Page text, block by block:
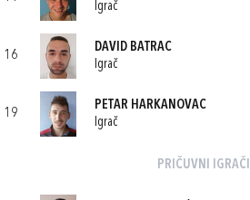
Igrač
16
DAVID BATRAC
Igrač
19
PETAR HARKANOVAC
Igrač
PRIČUVNI IGRAČI